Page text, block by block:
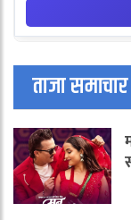
ताजा समाचार